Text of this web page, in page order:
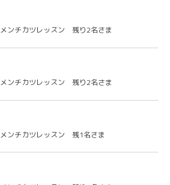
メンチカツレッスン 残り2名さま
メンチカツレッスン 残り2名さま
メンチカツレッスン 残1名さま